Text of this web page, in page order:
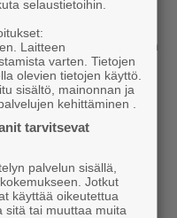
viimeistään
kaadettu, kosteus alkaa
suotuisa, sillä
enemmän.
ennen jalkaan
riski, että neulaset
selaustietoihin.
Laitteen
varten. Tietojen
olevien tietojen käyttö.
sisältö, mainonnan ja
kehittäminen .
tarvitsevat
palvelun sisällä,
Jotkut
käyttää oikeutettua
sitä tai muuttaa muita